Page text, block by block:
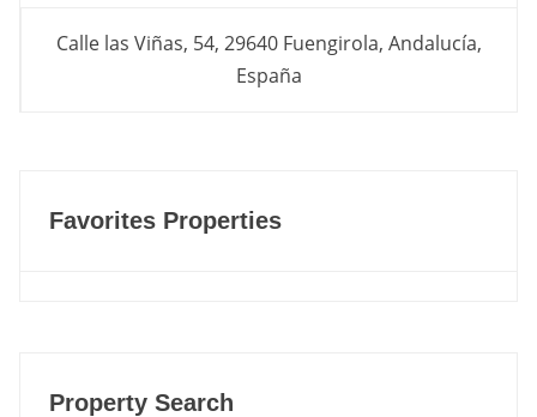
Calle las Viñas, 54, 29640 Fuengirola, Andalucía,
España
Favorites Properties
Property Search